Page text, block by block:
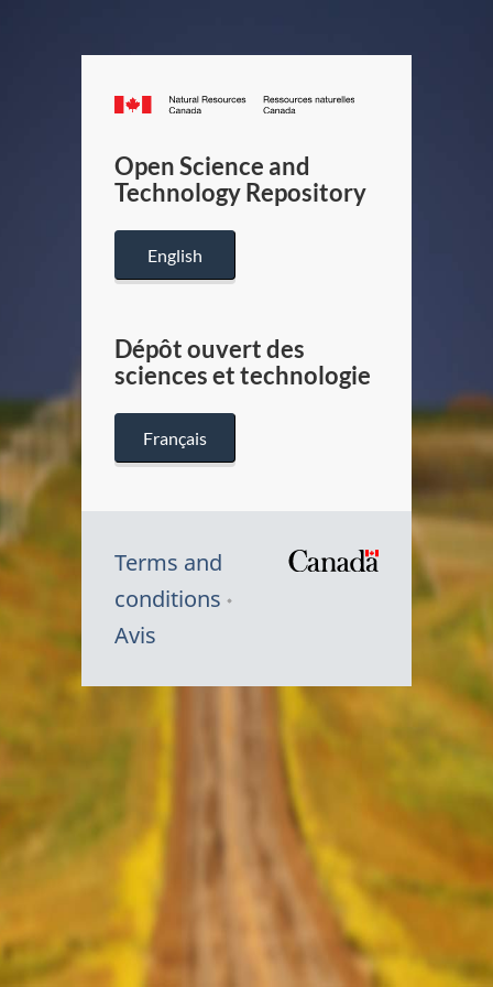
Canada.ca
/
Canada
Open Science and
Technology Repository
English
Dépôt ouvert des
sciences et technologie
Français
Terms and
conditions
Avis
Symbole
Canada